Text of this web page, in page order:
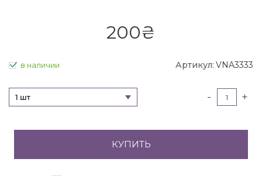
200₴
в наличии Артикул: VNA3333
1 шт - +
КУПИТЬ